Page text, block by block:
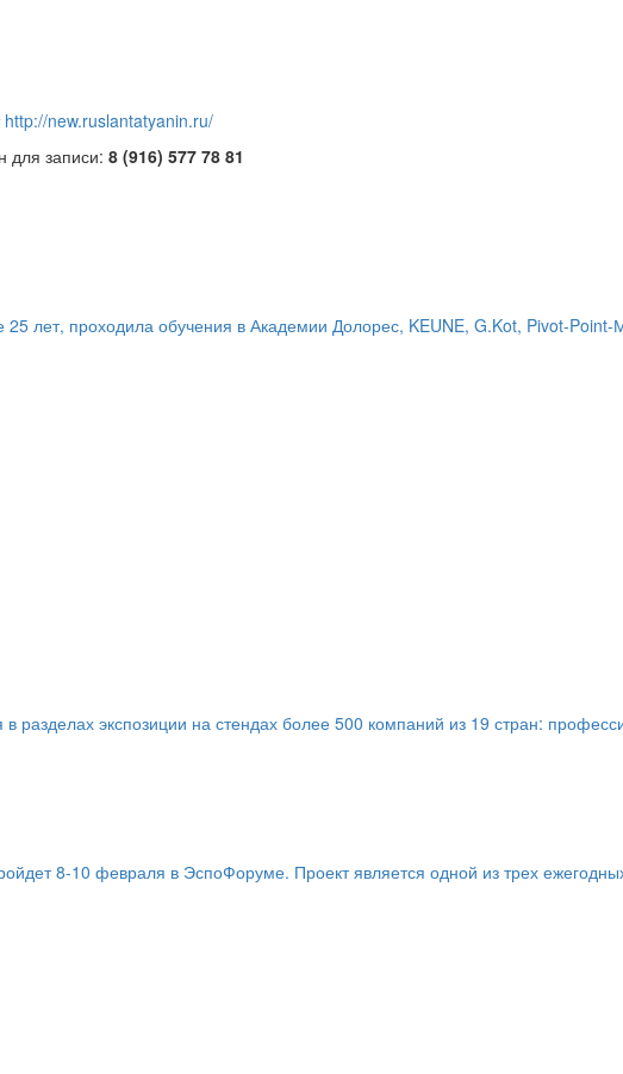
http://new.ruslantatyanin.ru/
для записи: 8 (916) 577 78 81
лет, проходила обучения в Академии Долорес, KEUNE, G.Kot, Pivot-Point-
экспозиции на стендах более 500 компаний из 19 стран:
8-10 февраля в ЭспоФоруме. Проект является одной из трех